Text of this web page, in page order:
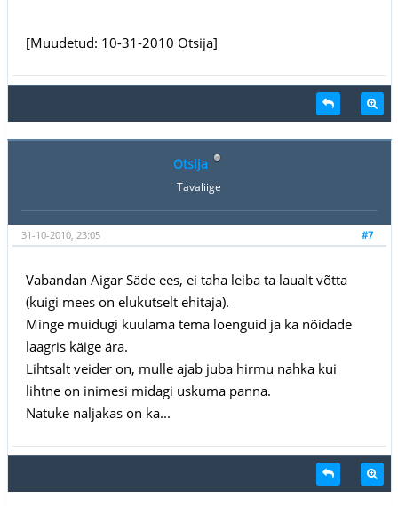
[Muudetud: 10-31-2010 Otsija]
Otsija
Tavaliige
#7
31-10-2010, 23:05
Vabandan Aigar Säde ees, ei taha leiba ta laualt võtta
(kuigi mees on elukutselt ehitaja).
Minge muidugi kuulama tema loenguid ja ka nõidade
laagris käige ära.
Lihtsalt veider on, mulle ajab juba hirmu nahka kui
lihtne on inimesi midagi uskuma panna.
Natuke naljakas on ka...